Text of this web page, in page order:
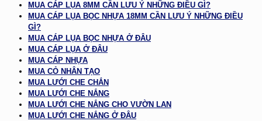
MUA CÁP LỤA 8MM CẦN LƯU Ý NHỮNG ĐIỀU GÌ?
MUA CÁP LỤA BỌC NHỰA 18MM CẦN LƯU Ý NHỮNG ĐIỀU
GÌ?
MUA CÁP LỤA BỌC NHỰA Ở ĐÂU
MUA CÁP LỤA Ở ĐÂU
MUA CÁP NHỰA
MUA CỎ NHÂN TẠO
MUA LƯỚI CHE CHẮN
MUA LƯỚI CHE NẮNG
MUA LƯỚI CHE NẮNG CHO VƯỜN LAN
MUA LƯỚI CHE NẮNG Ở ĐÂU